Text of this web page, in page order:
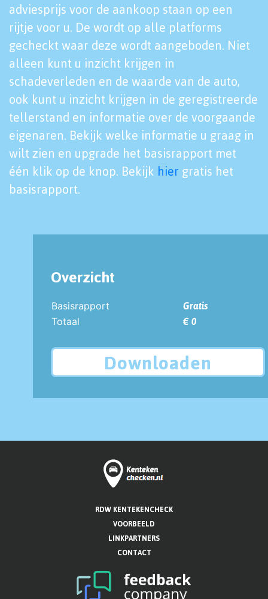
adviesprijs voor de aankoop staan op een
rijtje voor u. De wordt op alle platforms
gecheckt waar deze wordt aangeboden. Niet
alleen kunt u inzicht krijgen in
schadeverleden en de waarde van de auto,
ook kunt u inzicht krijgen in de geregistreerde
tellerstand en informatie over de voorgaande
eigenaren. Bekijk welke informatie u graag in
wilt zien en upgrade het basisrapport met
één klik op de knop. Bekijk hier gratis het
basisrapport.
Overzicht
Basisrapport
Gratis
Totaal
€ 0
Downloaden
RDW KENTEKENCHECK
VOORBEELD
LINKPARTNERS
CONTACT